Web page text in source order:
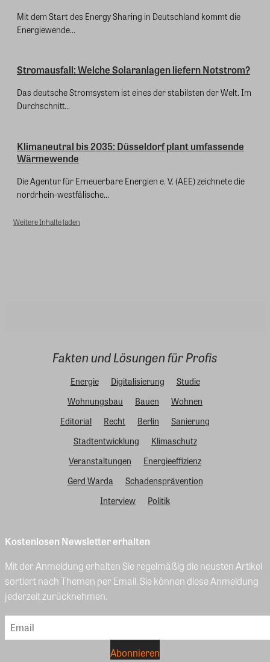
Mit dem Start des Energy Sharing in Deutschland kommt die
Energiewende...
Stromausfall: Welche Solaranlagen liefern Notstrom?
Das deutsche Stromsystem ist eines der stabilsten der Welt. Im
Durchschnitt...
Klimaneutral bis 2035: Düsseldorf plant umfassende
Wärmewende
Die Agentur für Erneuerbare Energien e. V. (AEE) zeichnete die
nordrhein-westfälische...
Weitere Inhalte laden
Fakten und Lösungen für Profis
Energie Digitalisierung
Studie
Wohnungsbau
Bauen
Wohnen
Editorial
Recht Berlin
Sanierung
Stadtentwicklung
Klimaschutz
Veranstaltungen
Energieeffizienz
Gerd Warda
Schadensprävention
Interview
Politik
Kostenlosen Newsletter erhalten
Mit der Anmeldung erhalten Sie regelmäßig die neusten Artikel
sortiert nach Themen per Email. Sie können diese Anmeldung
jederzeit zurücknehmen.